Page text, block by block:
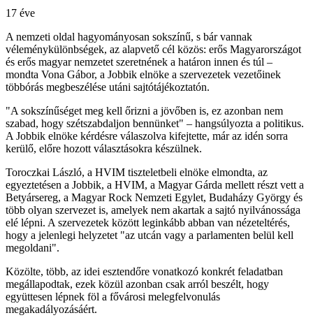
17 éve
A nemzeti oldal hagyományosan sokszínű, s bár vannak
véleménykülönbségek, az alapvető cél közös: erős Magyarországot
és erős magyar nemzetet szeretnének a határon innen és túl –
mondta Vona Gábor, a Jobbik elnöke a szervezetek vezetőinek
többórás megbeszélése utáni sajtótájékoztatón.
"A sokszínűséget meg kell őrizni a jövőben is, ez azonban nem
szabad, hogy szétszabdaljon bennünket" – hangsúlyozta a politikus.
A Jobbik elnöke kérdésre válaszolva kifejtette, már az idén sorra
kerülő, előre hozott választásokra készülnek.
Toroczkai László, a HVIM tiszteletbeli elnöke elmondta, az
egyeztetésen a Jobbik, a HVIM, a Magyar Gárda mellett részt vett a
Betyársereg, a Magyar Rock Nemzeti Egylet, Budaházy György és
több olyan szervezet is, amelyek nem akartak a sajtó nyilvánossága
elé lépni. A szervezetek között leginkább abban van nézeteltérés,
hogy a jelenlegi helyzetet "az utcán vagy a parlamenten belül kell
megoldani".
Közölte, több, az idei esztendőre vonatkozó konkrét feladatban
megállapodtak, ezek közül azonban csak arról beszélt, hogy
együttesen lépnek föl a fővárosi melegfelvonulás
megakadályozásáért.